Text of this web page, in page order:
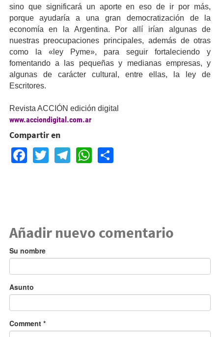
sino que significará un aporte en eso de ir por más,
porque ayudaría a una gran democratización de la
economía en la Argentina. Por allí irían algunas de
nuestras preocupaciones principales, además de otras
como la «ley Pyme», para seguir fortaleciendo y
fomentando a las pequeñas y medianas empresas, y
algunas de carácter cultural, entre ellas, la ley de
Escritores.
Revista ACCIÓN edición digital
www.acciondigital.com.ar
Compartir en
Facebook
TwitterTelegram
WhatsApp
Share
Añadir nuevo comentario
Su nombre
Asunto
Comment *